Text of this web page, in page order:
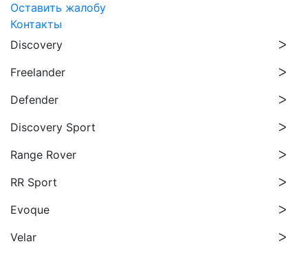
Оставить жалобу
Контакты
Discovery
Freelander
Defender
Discovery Sport
Range Rover
RR Sport
Evoque
Velar